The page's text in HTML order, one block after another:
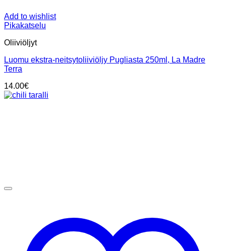
Add to wishlist
Pikakatselu
Oliiviöljyt
Luomu ekstra-neitsytoliiviöljy Pugliasta 250ml, La Madre
Terra
14.00€